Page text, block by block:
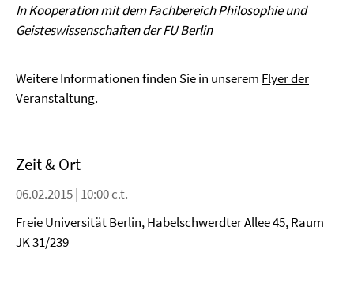
In Kooperation mit dem Fachbereich Philosophie und
Geisteswissenschaften der FU Berlin
Weitere Informationen finden Sie in unserem Flyer der
Veranstaltung.
Zeit & Ort
06.02.2015 | 10:00 c.t.
Freie Universität Berlin, Habelschwerdter Allee 45, Raum
JK 31/239